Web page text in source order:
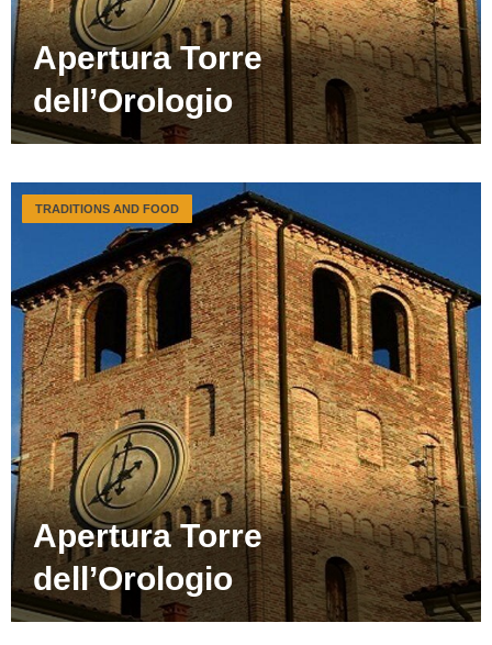
Apertura Torre
dell’Orologio
Apertura Torre
dell’Orologio
TRADITIONS AND FOOD